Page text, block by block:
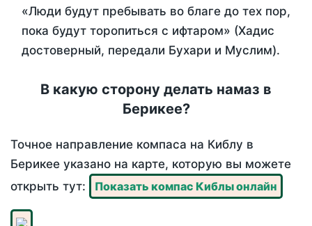
«Люди будут пребывать во благе до тех пор,
пока будут торопиться с ифтаром» (Хадис
достоверный, передали Бухари и Муслим).
В какую сторону делать намаз в
Берикее?
Точное направление компаса на Киблу в
Берикее указано на карте, которую вы можете
открыть тут:
Показать компас Киблы онлайн